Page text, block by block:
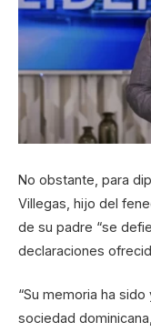
No obstante, para
Villegas, hijo del
de su padre “se
declaraciones
“Su memoria ha
sociedad